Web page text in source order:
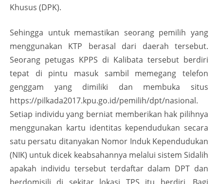
Khusus (DPK).
Sehingga untuk memastikan seorang pemilih yang
menggunakan KTP berasal dari daerah tersebut.
Seorang petugas KPPS di Kalibata tersebut berdiri
tepat di pintu masuk sambil memegang telefon
genggam yang dimiliki dan membuka situs
https://pilkada2017.kpu.go.id/pemilih/dpt/nasional.
Setiap individu yang berniat memberikan hak pilihnya
menggunakan kartu identitas kependudukan secara
satu persatu ditanyakan Nomor Induk Kependudukan
(NIK) untuk dicek keabsahannya melalui sistem Sidalih
apakah individu tersebut terdaftar dalam DPT dan